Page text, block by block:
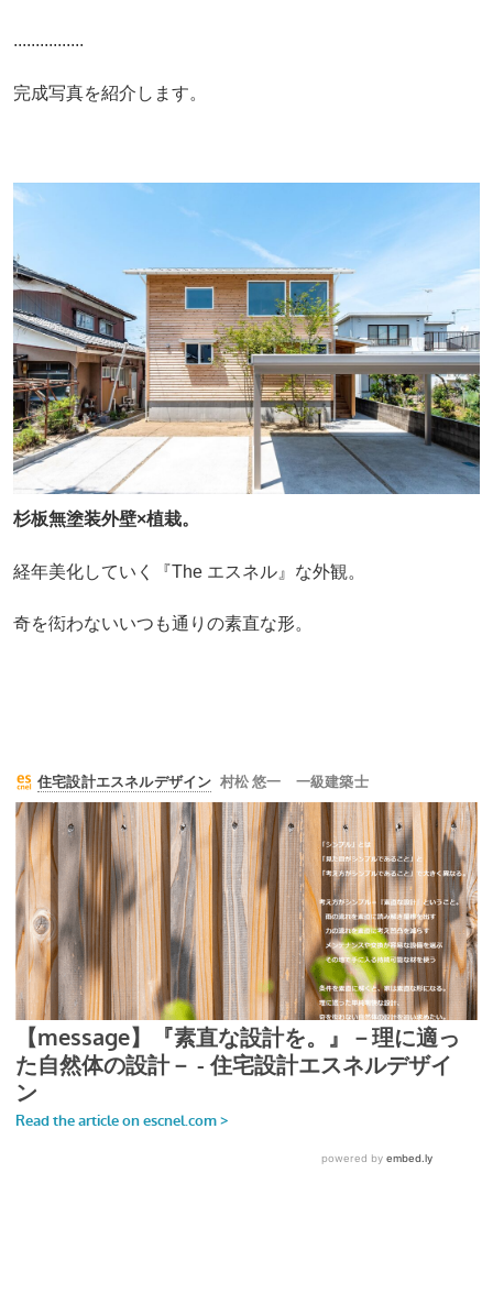
................
完成写真を紹介します。
杉板無塗装外壁×植栽。
経年美化していく『The エスネル』な外観。
奇を衒わないいつも通りの素直な形。